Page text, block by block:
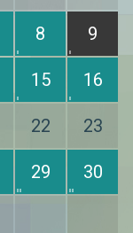
8 9
15 16
22 23
29 30